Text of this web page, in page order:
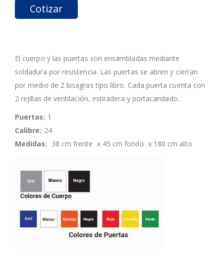
Cotizar
El cuerpo y las puertas son ensambladas mediante
soldadura por resistencia. Las puertas se abren y cierran
por medio de 2 bisagras tipo libro. Cada puerta cuenta con
2 rejillas de ventilación, estiradera y portacandado.
Puertas: 1
Calibre: 24
Medidas: 38 cm frente x 45 cm fondo x 180 cm alto